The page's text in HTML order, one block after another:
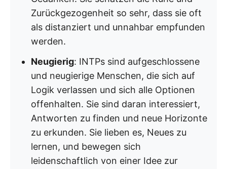
Zurückgezogenheit so sehr, dass sie oft
als distanziert und unnahbar empfunden
werden.
Neugierig: INTPs sind aufgeschlossene
und neugierige Menschen, die sich auf
Logik verlassen und sich alle Optionen
offenhalten. Sie sind daran interessiert,
Antworten zu finden und neue Horizonte
zu erkunden. Sie lieben es, Neues zu
lernen, und bewegen sich
leidenschaftlich von einer Idee zur